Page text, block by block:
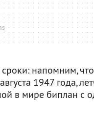
напомним,
1947 года,
в мире биплан с